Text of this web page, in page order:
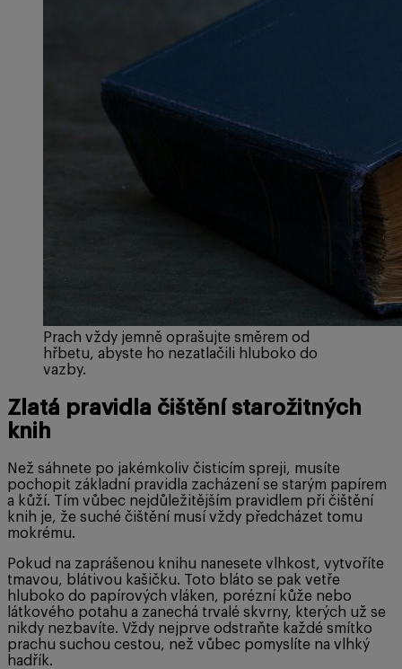
Prach vždy jemně oprašujte směrem od
hřbetu, abyste ho nezatlačili hluboko do
vazby.
Zlatá pravidla čištění starožitných
knih
Než sáhnete po jakémkoliv čisticím spreji, musíte
pochopit základní pravidla zacházení se starým papírem
a kůží. Tím vůbec nejdůležitějším pravidlem při čištění
knih je, že suché čištění musí vždy předcházet tomu
mokrému.
Pokud na zaprášenou knihu nanesete vlhkost, vytvoříte
tmavou, blátivou kašičku. Toto bláto se pak vetře
hluboko do papírových vláken, porézní kůže nebo
látkového potahu a zanechá trvalé skvrny, kterých už se
nikdy nezbavíte. Vždy nejprve odstraňte každé smítko
prachu suchou cestou, než vůbec pomyslíte na vlhký
hadřík.